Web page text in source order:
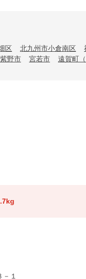
区 北九州市小倉南区
野市 宮若市 遠賀町
１